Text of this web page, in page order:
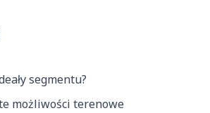
segmentu?
możliwości terenowe